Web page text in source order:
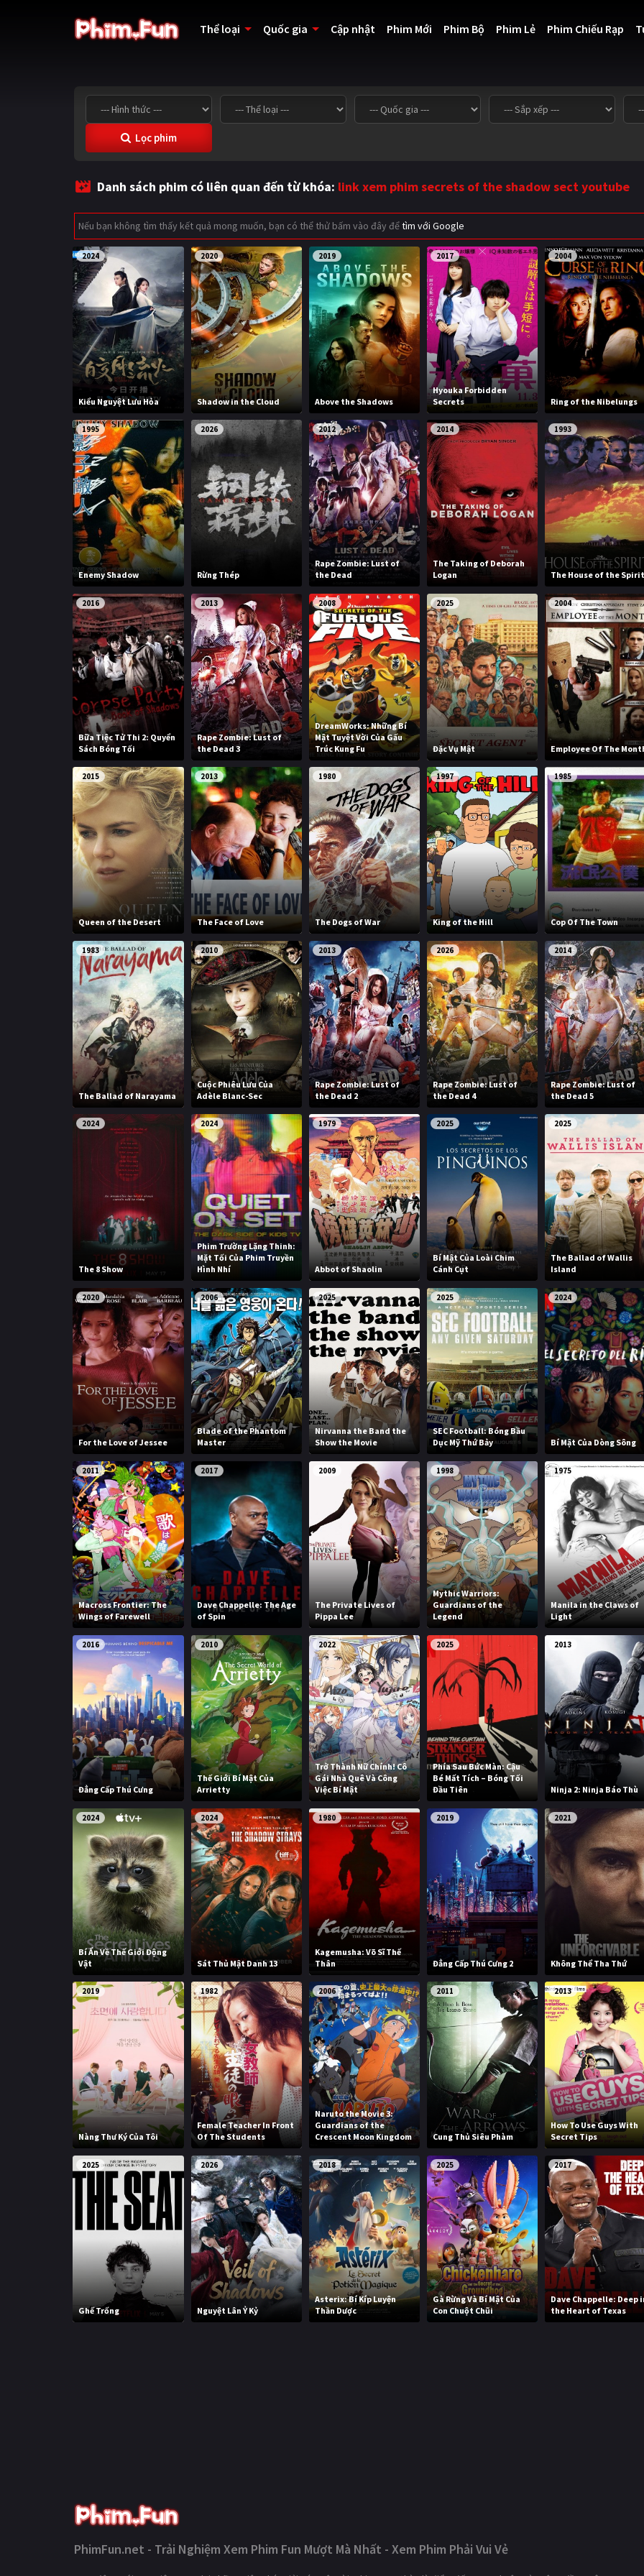
Thể loại Quốc gia Cập nhật Phim Mới Phim Bộ Phim Lẻ Phim Chiếu Rạp
Lọc phim
Danh sách phim có liên quan đến từ khóa: link xem phim secrets of the shadow sect youtube
Nếu bạn không tìm thấy kết quả mong muốn, bạn có thể thử bấm vào đây đểtìm với Google
2024
Kiểu Nguyệt Lưu Hỏa
2020
Shadow in the Cloud
2019
Above the Shadows
2017
Hyouka Forbidden
Secrets
2004
Ring of the Nibelungs
1995
Enemy Shadow
2026
Rừng Thép
2012
Rape Zombie: Lust of
the Dead
2014
The Taking of Deborah
Logan
1993
The House of the
2016
Bữa Tiệc Tử Thi 2: Quyển
Sách Bóng Tối
2013
Rape Zombie: Lust of
the Dead 3
2008
DreamWorks: Những Bí
Mật Tuyệt Vời Của Gấu
Trúc Kung Fu
2025
Đặc Vụ Mật
2004
Employee Of The
2015
Queen of the Desert
2013
The Face of Love
1980
The Dogs of War
1997
King of the Hill
1985
Cop Of The Town
1983
The Ballad of Narayama
2010
Cuộc Phiêu Lưu Của
Adèle Blanc-Sec
2013
Rape Zombie: Lust of
the Dead 2
2026
Rape Zombie: Lust of
the Dead 4
2014
Rape Zombie: Lust of
the Dead 5
2024
The 8 Show
2024
Phim Trường Lặng Thinh:
Mặt Tối Của Phim Truyền
Hình Nhí
1979
Abbot of Shaolin
2025
Bí Mật Của Loài Chim
Cánh Cụt
2025
The Ballad of Wallis
Island
2020
For the Love of Jessee
2006
Blade of the Phantom
Master
2025
Nirvanna the Band the
Show the Movie
2025
SEC Football: Bóng Bầu
Dục Mỹ Thứ Bảy
2024
Bí Mật Của Dòng Sông
2011
Macross Frontier: The
Wings of Farewell
2017
Dave Chappelle: The Age
of Spin
2009
The Private Lives of
Pippa Lee
1998
Mythic Warriors:
Guardians of the
Legend
1975
Manila in the Claws of
Light
2016
Đẳng Cấp Thú Cưng
2010
Thế Giới Bí Mật Của
Arrietty
2022
Trở Thành Nữ Chính! Cô
Gái Nhà Quê Và Công
Việc Bí Mật
2025
Phía Sau Bức Màn: Cậu
Bé Mất Tích – Bóng Tối
Đầu Tiên
2013
Ninja 2: Ninja Báo Thù
2024
Bí Ẩn Về Thế Giới Động
Vật
2024
Sát Thủ Mật Danh 13
1980
Kagemusha: Võ Sĩ Thế
Thân
2019
Đẳng Cấp Thú Cưng 2
2021
Không Thể Tha Thứ
2019
Nàng Thư Ký Của Tôi
1982
Female Teacher In Front
Of The Students
2006
Naruto the Movie 3:
Guardians of the
Crescent Moon Kingdom
2011
Cung Thủ Siêu Phàm
2013
How To Use Guys With
Secret Tips
2025
Ghế Trống
2026
Nguyệt Lân Ỷ Kỷ
2018
Asterix: Bí Kíp Luyện
Thần Dược
2025
Gà Rừng Và Bí Mật Của
Con Chuột Chũi
2017
Dave Chappelle: Deep
the Heart of Texas
PhimFun.net - Trải Nghiệm Xem Phim Fun Mượt Mà Nhất - Xem Phim Phải Vui Vẻ